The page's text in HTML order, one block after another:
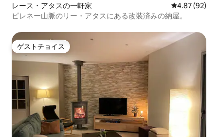
レース・アタスの一軒家 レビュー92
4.87 (92)
ピレネー山脈のリー・アタスにある改装済みの納屋。
ゲストチョイス
ゲストチョイス